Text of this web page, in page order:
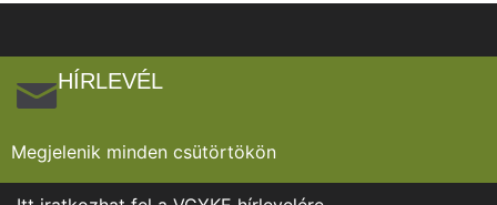
HÍRLEVÉL
Megjelenik minden csütörtökön